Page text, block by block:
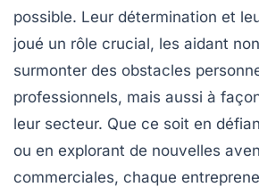
possible. Leur détermination et
joué un rôle crucial, les aidant
surmonter des obstacles
professionnels, mais aussi à
leur secteur. Que ce soit en
ou en explorant de nouvelles
commerciales, chaque